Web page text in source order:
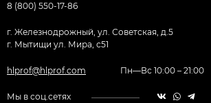
8 (800) 550-17-86
г. Железнодрожный, ул. Советская, д.5
г. Мытищи ул. Мира, с51
hlprof@hlprof.com Пн—Вс 10:00 – 21:00
Мы в соц.сетях